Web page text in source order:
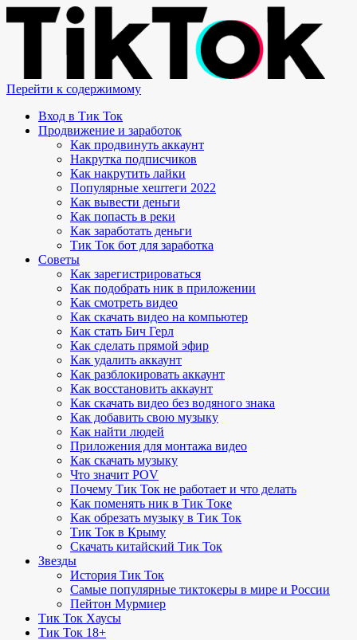
Перейти к содержимому
Вход в Тик Ток
Продвижение и заработок
Как продвинуть аккаунт
Накрутка подписчиков
Как накрутить лайки
Популярные хештеги 2022
Как вывести деньги
Как попасть в реки
Как заработать деньги
Тик Ток бот для заработка
Советы
Как зарегистрироваться
Как подобрать ник в приложении
Как смотреть видео
Как скачать видео на компьютер
Как стать Бич Герл
Как сделать прямой эфир
Как удалить аккаунт
Как разблокировать аккаунт
Как восстановить аккаунт
Как скачать видео без водяного знака
Как добавить свою музыку
Как найти людей
Приложения для монтажа видео
Как скачать музыку
Что значит POV
Почему Тик Ток не работает и что делать
Как поменять ник в Тик Токе
Как обрезать музыку в Тик Ток
Тик Ток в Крыму
Скачать китайский Тик Ток
Звезды
История Тик Ток
Самые популярные тиктокеры в мире и России
Пейтон Мурмиер
Тик Ток Хаусы
Тик Ток 18+